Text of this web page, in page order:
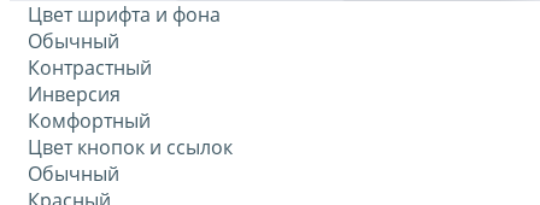
Цвет шрифта и фона
Обычный
Контрастный
Инверсия
Комфортный
Цвет кнопок и ссылок
Обычный